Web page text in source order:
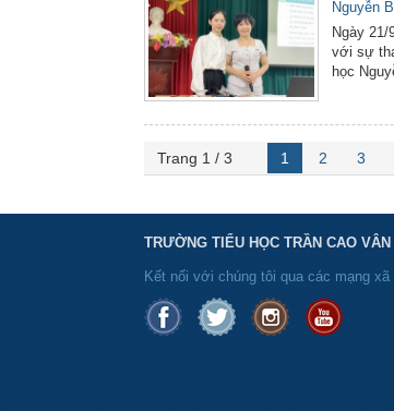
Nguyễn
Ngày
với sự
học
Trang 1 / 3 1 2 3
TRƯỜNG TIỂU HỌC TRẦN CAO
Kết nối với chúng tôi qua các mạng xã